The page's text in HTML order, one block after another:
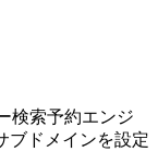
検索予約エンジ
ブドメインを設定